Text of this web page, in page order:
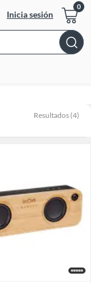
Inicia sesión
Resultados (4)